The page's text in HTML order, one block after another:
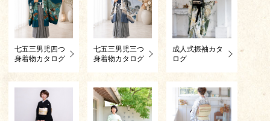
七五三男児四つ
身着物カタログ
七五三男児三つ
身着物カタログ
成人式振袖カタ
ログ